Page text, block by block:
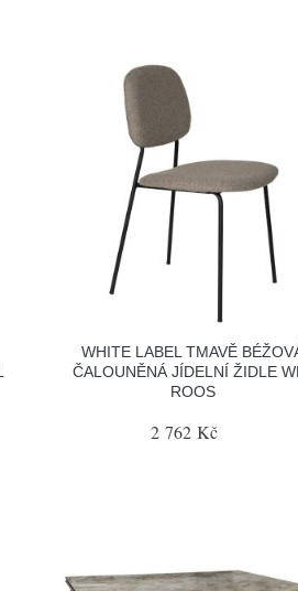
WHITE LABEL TMAVĚ
ČALOUNĚNÁ JÍDELNÍ ŽIDLE
ROOS
2 762 Kč